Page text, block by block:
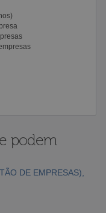
podem
DE EMPRESAS),